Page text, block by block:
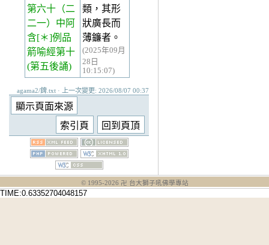
第六十 （二
二一）中阿
含[＊]例品
箭喻經第十
(第五後誦)
類，其形
狀廣長而
薄鐮者。
(2025年09月
28日
10:15:07)
agama2/錍.txt · 上一次變更: 2026/08/07 00:37
© 1995-2026 卍 台大獅子吼佛學專站
TIME:0.63352704048157